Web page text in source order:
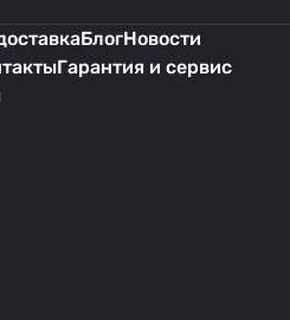
БлогНовости
Гарантия и сервис